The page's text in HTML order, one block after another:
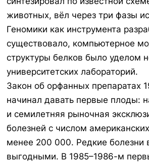
животных, вёл через три фазы
Геномики как инструмента
существовало, компьютерное
структуры белков было уделом
университетских лабораторий.
Закон об орфанных препаратах
начинал давать первые плоды:
и семилетняя рыночная
болезней с числом
менее 200 000. Редкие болезни
выгодными. В 1985–1986-м